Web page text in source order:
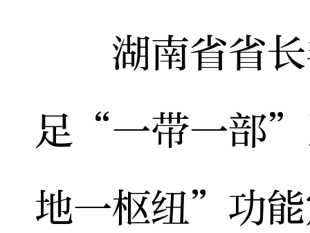
湖南省省长
足“一带一部”
地一枢纽”功